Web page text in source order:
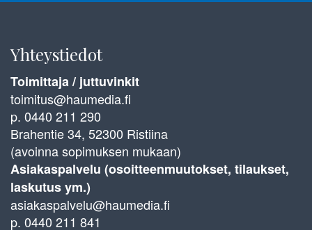
Yhteystiedot
Toimittaja / juttuvinkit
toimitus@haumedia.fi
p. 0440 211 290
Brahentie 34, 52300 Ristiina
(avoinna sopimuksen mukaan)
Asiakaspalvelu (osoitteenmuutokset, tilaukset,
laskutus ym.)
asiakaspalvelu@haumedia.fi
p. 0440 211 841